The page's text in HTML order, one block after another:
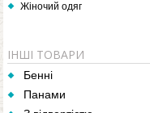
Жіночий одяг
ІНШІ ТОВАРИ
Бенні
Панами